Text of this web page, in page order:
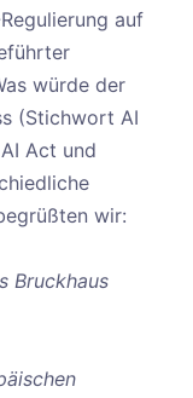
auf
würde der
(Stichwort AI
Act und
wir:
Bruckhaus